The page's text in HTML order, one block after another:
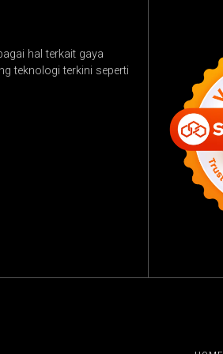
hal terkait gaya
teknologi terkini seperti